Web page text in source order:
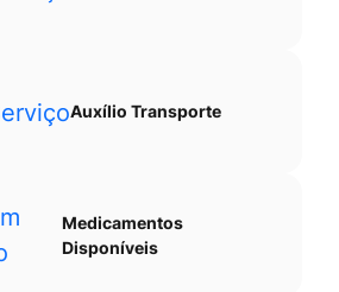
Auxílio Transporte
Medicamentos
Disponíveis